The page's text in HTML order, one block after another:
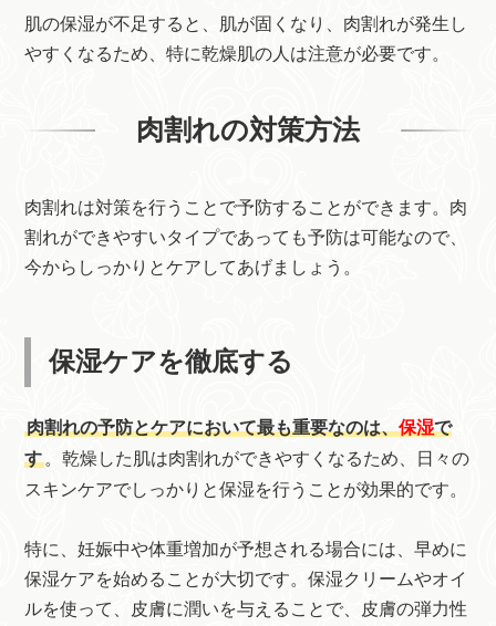
肌の保湿が不足すると、肌が固くなり、肉割れが発生し
やすくなるため、特に乾燥肌の人は注意が必要です。
肉割れの対策方法
肉割れは対策を行うことで予防することができます。肉
割れができやすいタイプであっても予防は可能なので、
今からしっかりとケアしてあげましょう。
保湿ケアを徹底する
肉割れの予防とケアにおいて最も重要なのは、保湿で
す 。乾燥した肌は肉割れができやすくなるため、日々の
スキンケアでしっかりと保湿を行うことが効果的です。
特に、妊娠中や体重増加が予想される場合には、早めに
保湿ケアを始めることが大切です。保湿クリームやオイ
ルを使って、皮膚に潤いを与えることで、皮膚の弾力性